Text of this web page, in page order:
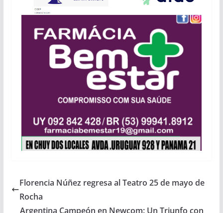
Florencia Núñez regresa al Teatro 25 de mayo de
Rocha
Argentina Campeón en Newcom: Un Triunfo con